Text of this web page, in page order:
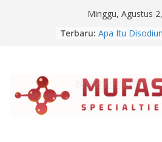
Minggu, Agustus
Terbaru: Apa Itu
Jual